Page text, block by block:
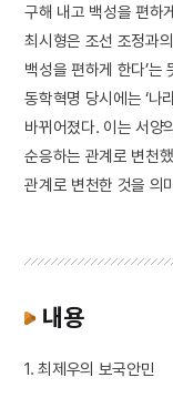
구해 내고 백성을 편하
최시형은 조선 조정과
백성을 편하게 한다’
동학혁명 당시에는 ‘나
바뀌어졌다. 이는 서양
순응하는 관계로 변천
관계로 변천한 것을 의
내용
1. 최제우의 보국안민